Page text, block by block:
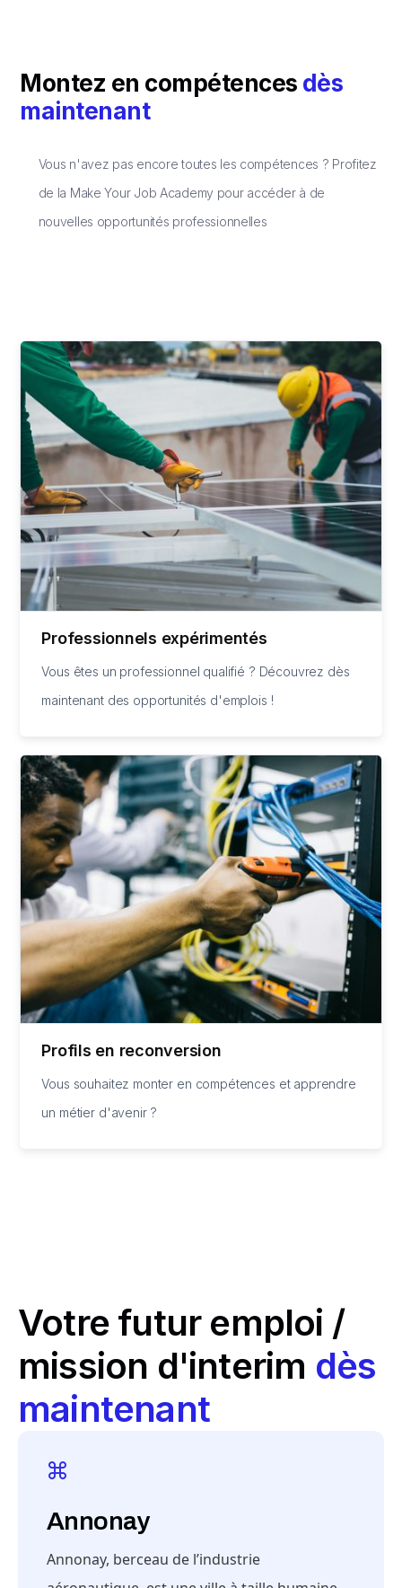
Montez en compétences dès
maintenant
Vous n'avez pas encore toutes les compétences ? Profitez
de la Make Your Job Academy pour accéder à de
nouvelles opportunités professionnelles
Professionnels expérimentés
Vous êtes un professionnel qualifié ? Découvrez dès
maintenant des opportunités d'emplois !
Profils en reconversion
Vous souhaitez monter en compétences et apprendre
un métier d'avenir ?
Votre futur emploi /
mission d'interim dès
maintenant
Annonay
Annonay, berceau de l’industrie